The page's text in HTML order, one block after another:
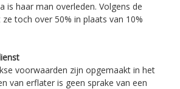
is haar man overleden. Volgens de
toch over 50% in plaats van 10%
voorwaarden zijn opgemaakt in het
van erflater is geen sprake van een